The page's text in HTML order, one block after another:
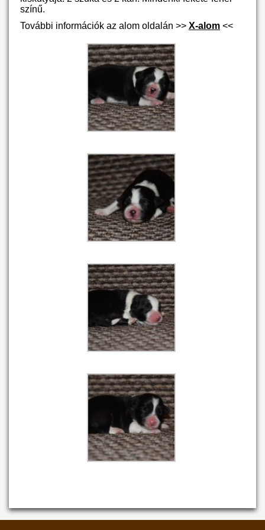
színű.
További információk az alom oldalán >> X-alom <<